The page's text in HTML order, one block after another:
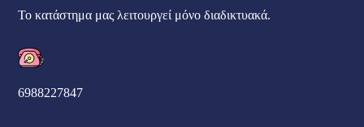
Το κατάστημα μας λειτουργεί μόνο διαδικτυακά.
6988227847